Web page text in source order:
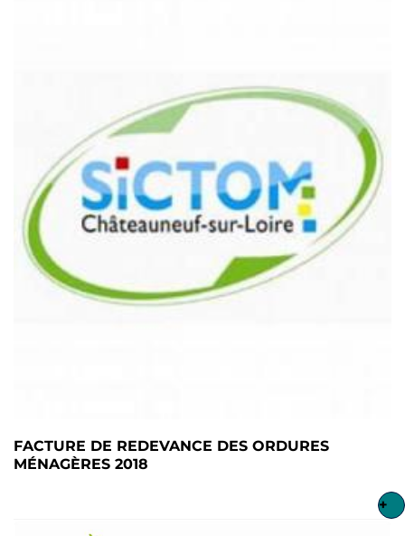
FACTURE DE REDEVANCE DES ORDURES
MÉNAGÈRES 2018
+